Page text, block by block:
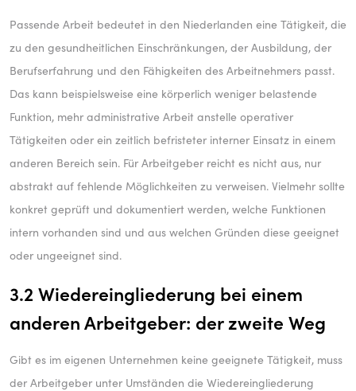
Passende Arbeit bedeutet in den Niederlanden eine Tätigkeit, die
zu den gesundheitlichen Einschränkungen, der Ausbildung, der
Berufserfahrung und den Fähigkeiten des Arbeitnehmers passt.
Das kann beispielsweise eine körperlich weniger belastende
Funktion, mehr administrative Arbeit anstelle operativer
Tätigkeiten oder ein zeitlich befristeter interner Einsatz in einem
anderen Bereich sein. Für Arbeitgeber reicht es nicht aus, nur
abstrakt auf fehlende Möglichkeiten zu verweisen. Vielmehr sollte
konkret geprüft und dokumentiert werden, welche Funktionen
intern vorhanden sind und aus welchen Gründen diese geeignet
oder ungeeignet sind.
3.2 Wiedereingliederung bei einem
anderen Arbeitgeber: der zweite Weg
Gibt es im eigenen Unternehmen keine geeignete Tätigkeit, muss
der Arbeitgeber unter Umständen die Wiedereingliederung